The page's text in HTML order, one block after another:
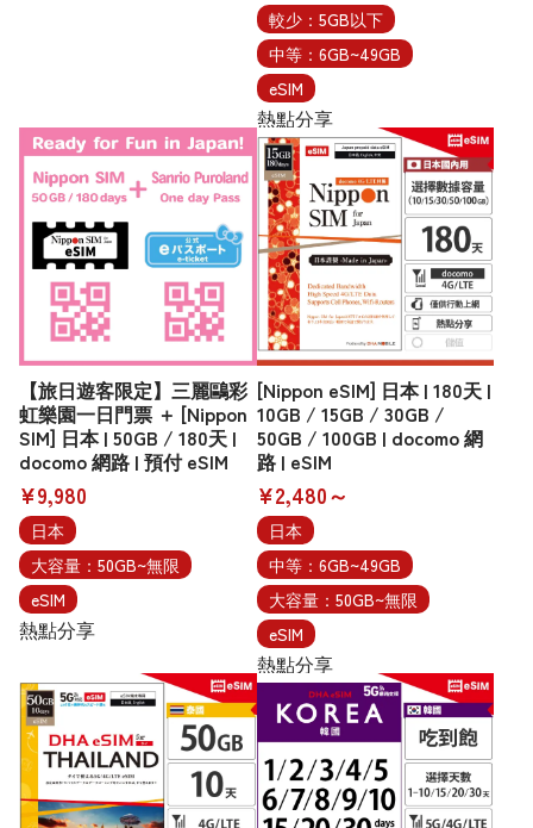
較少：5GB以下
中等：6GB~49GB
eSIM
熱點分享
【旅日遊客限定】三麗鷗彩
虹樂園一日門票 ＋ [Nippon
SIM] 日本 | 50GB / 180天 |
docomo 網路 | 預付 eSIM
¥9,980
日本
大容量：50GB~無限
eSIM
熱點分享
[Nippon eSIM] 日本 | 180天 |
10GB / 15GB / 30GB /
50GB / 100GB | docomo 網
路 | eSIM
¥2,480～
日本
中等：6GB~49GB
大容量：50GB~無限
eSIM
熱點分享